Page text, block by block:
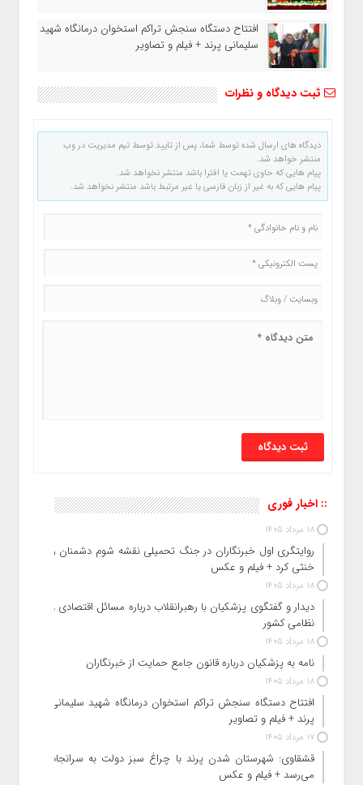
افتتاح دستگاه سنجش تراکم استخوان درمانگاه شهید
سلیمانی پرند + فیلم و تصاویر
ثبت دیدگاه و نظرات
دیدگاه های ارسال شده توسط شما، پس از تایید توسط تیم مدیریت در وب
منتشر خواهد شد.
پیام هایی که حاوی تهمت یا افترا باشد منتشر نخواهد شد.
پیام هایی که به غیر از زبان فارسی یا غیر مرتبط باشد منتشر نخواهد شد.
:: اخبار فوری
18 مرداد 1405
روایتگری اول خبرنگاران در جنگ تحمیلی نقشه شوم دشمنان را
خنثی کرد + فیلم و عکس
18 مرداد 1405
دیدار و گفتگوی پزشکیان با رهبرانقلاب درباره مسائل اقتصادی و
نظامی کشور
18 مرداد 1405
نامه به پزشکیان درباره قانون جامع حمایت از خبرنگاران
18 مرداد 1405
افتتاح دستگاه سنجش تراکم استخوان درمانگاه شهید سلیمانی
پرند + فیلم و تصاویر
17 مرداد 1405
قشقاوی: شهرستان شدن پرند با چراغ سبز دولت به سرانجام
می‌رسد + فیلم و عکس